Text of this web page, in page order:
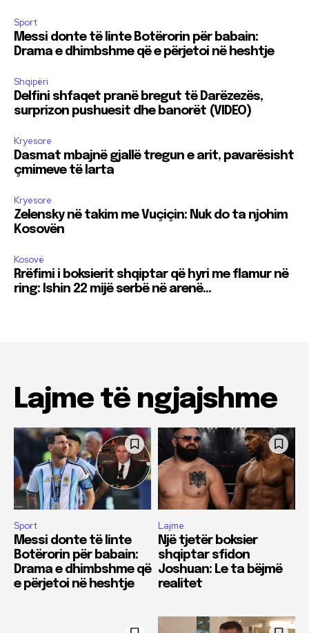
Sport
Messi donte të linte Botërorin për babain:
Drama e dhimbshme që e përjetoi në heshtje
Shqipëri
Delfini shfaqet pranë bregut të Darëzezës,
surprizon pushuesit dhe banorët (VIDEO)
Kryesore
Dasmat mbajnë gjallë tregun e arit, pavarësisht
çmimeve të larta
Kryesore
Zelensky në takim me Vuçiçin: Nuk do ta njohim
Kosovën
Kosovë
Rrëfimi i boksierit shqiptar që hyri me flamur në
ring: Ishin 22 mijë serbë në arenë…
Lajme të ngjajshme
Sport
Messi donte të linte
Botërorin për babain:
Drama e dhimbshme që
e përjetoi në heshtje
Lajme
Një tjetër boksier
shqiptar sfidon
Joshuan: Le ta bëjmë
realitet